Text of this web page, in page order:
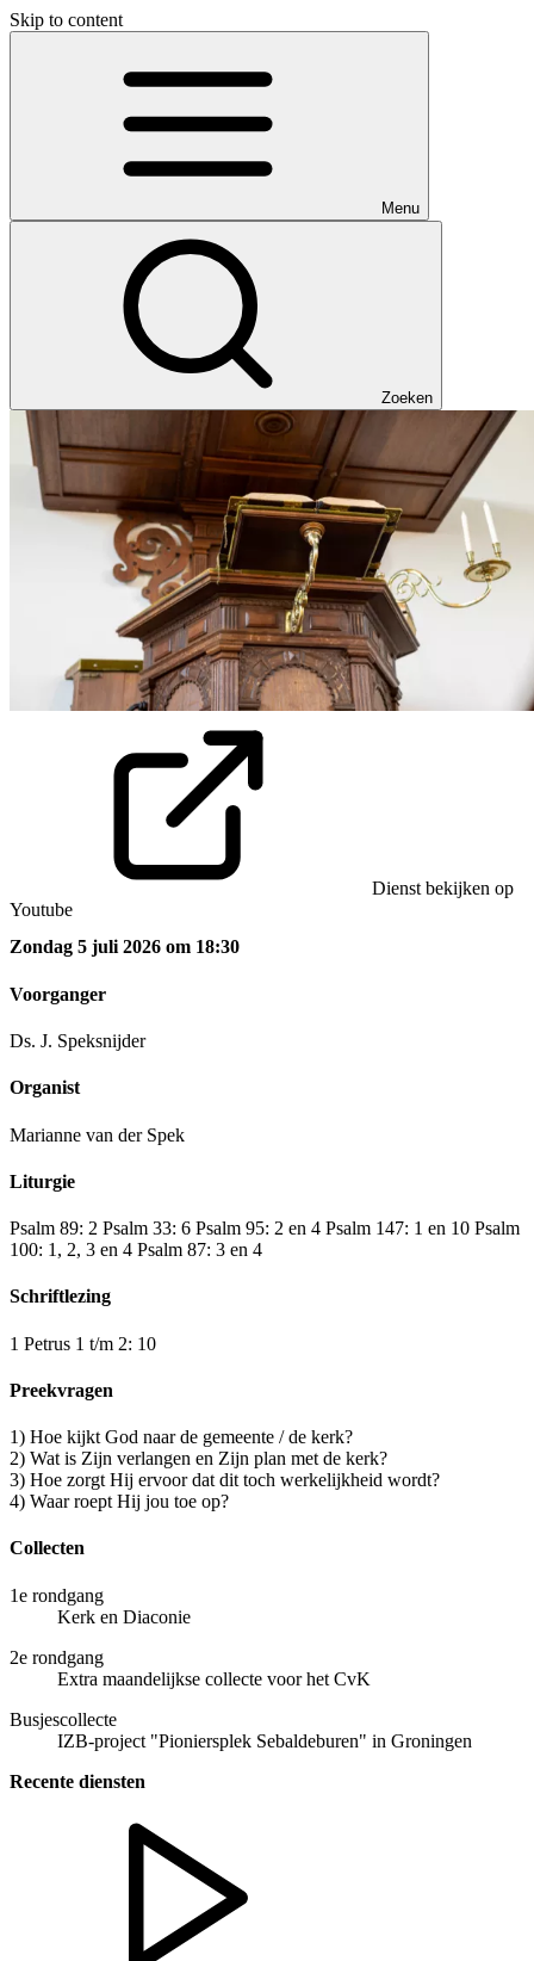
Skip to content
Menu
Zoeken
Dienst bekijken op
Youtube
Zondag 5 juli 2026 om 18:30
Voorganger
Ds. J. Speksnijder
Organist
Marianne van der Spek
Liturgie
Psalm 89: 2 Psalm 33: 6 Psalm 95: 2 en 4 Psalm 147: 1 en 10 Psalm
100: 1, 2, 3 en 4 Psalm 87: 3 en 4
Schriftlezing
1 Petrus 1 t/m 2: 10
Preekvragen
1) Hoe kijkt God naar de gemeente / de kerk?
2) Wat is Zijn verlangen en Zijn plan met de kerk?
3) Hoe zorgt Hij ervoor dat dit toch werkelijkheid wordt?
4) Waar roept Hij jou toe op?
Collecten
1e rondgang
Kerk en Diaconie
2e rondgang
Extra maandelijkse collecte voor het CvK
Busjescollecte
IZB-project "Pioniersplek Sebaldeburen" in Groningen
Recente diensten